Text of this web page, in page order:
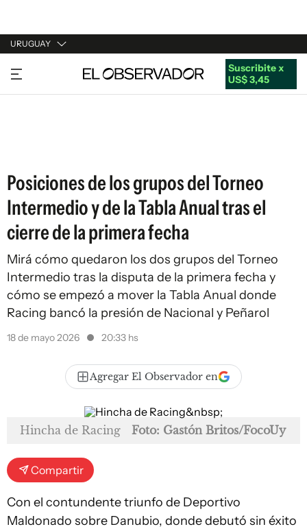
URUGUAY
URUGUAY
ARGENTINA
Suscribite x
US$ 3,45
Posiciones de los grupos del Torneo
Intermedio y de la Tabla Anual tras el
cierre de la primera fecha
Mirá cómo quedaron los dos grupos del Torneo
Intermedio tras la disputa de la primera fecha y
cómo se empezó a mover la Tabla Anual donde
Racing bancó la presión de Nacional y Peñarol
18 de mayo 2026 20:33 hs
Agregar El Observador en
Hincha de Racing Foto: Gastón Britos/FocoUy
Compartir
Con el contundente triunfo de Deportivo
Maldonado sobre Danubio, donde debutó sin éxito